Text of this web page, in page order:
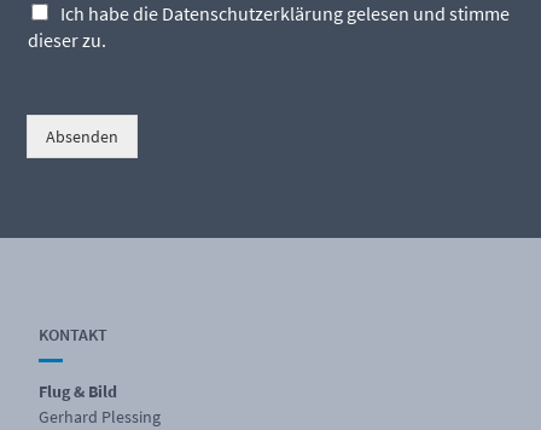
Ich habe die Datenschutzerklärung gelesen und stimme
dieser zu.
Absenden
KONTAKT
Flug & Bild
Gerhard Plessing